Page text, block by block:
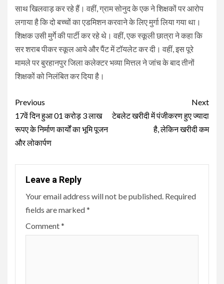
साथ खिलवाड़ कर रहे हैं। वहीं, ग्राम सोनुद के एक ने शिक्षकों पर आरोप
लगाया है कि दो बच्चों का एडमिशन करवाने के लिए मुर्गा लिया गया था।
शिक्षक उसी मुर्गे की पार्टी कर रहे थे। वहीं, एक स्कूली छात्रा ने कहा कि
सर शराब पीकर स्कूल आये और पैंट में टॉयलेट कर दी। वहीं, इस पूरे
मामले पर बुरहानपुर जिला कलेक्टर भव्या मित्तल ने जांच के बाद तीनों
शिक्षकों को निलंबित कर दिया है।
Continue
Reading
Previous
17वें दिन हुआ 01 करोड़ 3 लाख
रूपए के निर्माण कार्यों का भूमि पूजन
और लोकार्पण
Next
टेबलेट खरीदी में पंजीकरण हुए ज्यादा
है, लेकिन खरीदी कम
Leave a Reply
Your email address will not be published. Required
fields are marked*
Comment*